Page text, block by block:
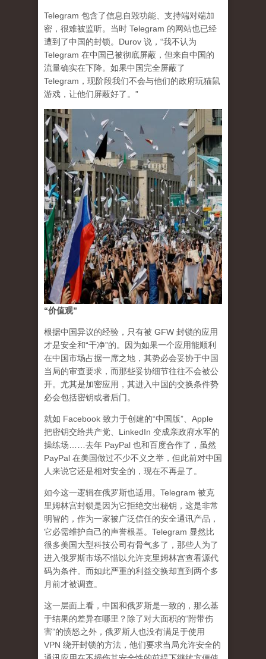
Telegram 包含了信息自毁功能、支持端对端加
密，很难被监听。当时 Telegram 的网站也已经
遭到了中国的封锁。Durov 说，“我不认为
Telegram 在中国已被彻底屏蔽，但来自中国的
流量确实在下降。如果中国完全屏蔽了
Telegram，现阶段我们不会与他们的政府玩猫鼠
游戏，让他们屏蔽好了。”
“价值观”
根据中国异议的经验，只有被 GFW 封锁的应用
才是安全和“干净”的。因为如果一个应用能顺利
在中国市场占据一席之地，其势必会妥协于中国
当局的审查要求，而那些妥协细节往往不会被公
开。尤其是加密应用，其进入中国的交换条件势
必会包括密钥或者后门。
就如 Facebook 致力于创建的“中国版”、Apple
把密钥交给共产党、LinkedIn 变成亲政府水军的
操练场……去年 PayPal 也和百度合作了，虽然
PayPal 在美国做过不少不义之举，但此前对中国
人来说它还是相对安全的，现在不再是了。
如今这一逻辑在俄罗斯也适用。Telegram 被克
里姆林宫封锁是因为它拒绝交出秘钥，这是非常
明智的，作为一家被广泛信任的安全通讯产品，
它必需维护自己的声誉根基。Telegram 显然比
很多美国大型科技公司有骨气多了，那些人为了
进入俄罗斯市场不惜以允许克里姆林宫查看源代
码为条件。而如此严重的利益交换却直到两个多
月前才被调查。
这一层面上看，中国和俄罗斯是一致的，那么基
于结果的差异在哪里？除了对大面积的“附带伤
害”的愤怒之外，俄罗斯人也没有满足于使用
VPN 绕开封锁的方法，他们要求当局允许安全的